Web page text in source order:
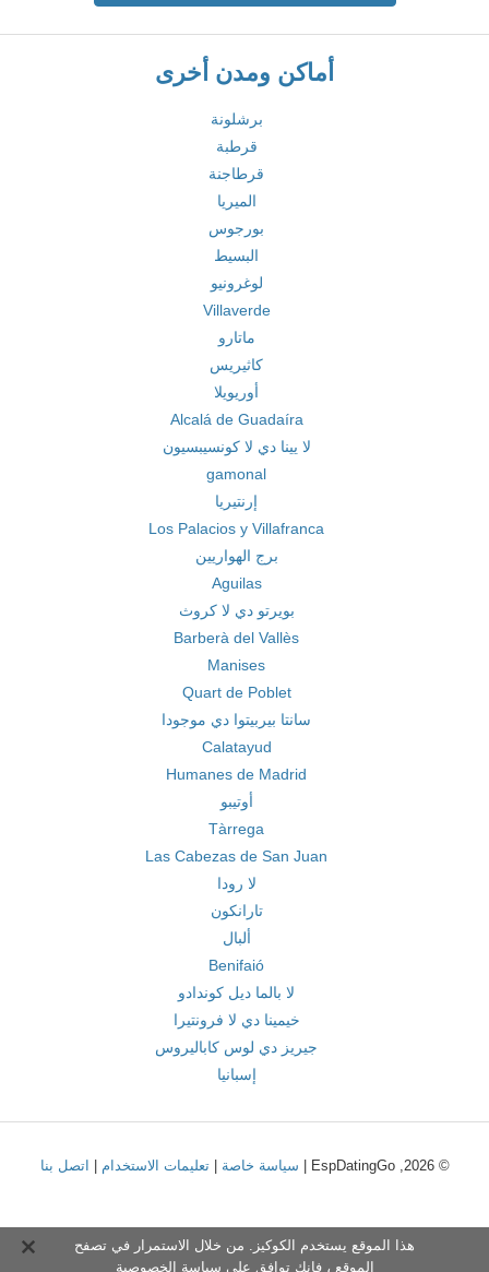
أماكن ومدن أخرى
برشلونة
قرطبة
قرطاجنة
الميريا
بورجوس
البسيط
لوغرونيو
Villaverde
ماتارو
كاثيريس
أوريويلا
Alcalá de Guadaíra
لا يينا دي لا كونسيبسيون
gamonal
إرنتيريا
Los Palacios y Villafranca
برج الهواريين
Aguilas
بويرتو دي لا كروث
Barberà del Vallès
Manises
Quart de Poblet
سانتا بيربيتوا دي موجودا
Calatayud
Humanes de Madrid
أوتيبو
Tàrrega
Las Cabezas de San Juan
لا رودا
تارانكون
ألبال
Benifaió
لا بالما ديل كوندادو
خيمينا دي لا فرونتيرا
جيريز دي لوس كاباليروس
إسبانيا
© 2026, EspDatingGo | سياسة خاصة |تعليمات الاستخدام اتصل بنا
هذا الموقع يستخدم الكوكيز. من خلال الاستمرار في تصفح
الموقع ، فإنك توافق على سياسة الخصوصية